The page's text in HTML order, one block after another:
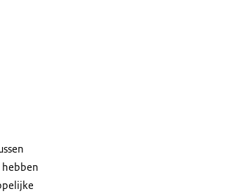
hebben